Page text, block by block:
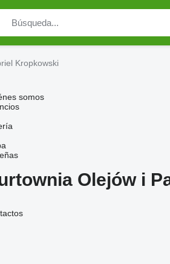
Kropkowski
somos
Olejów i